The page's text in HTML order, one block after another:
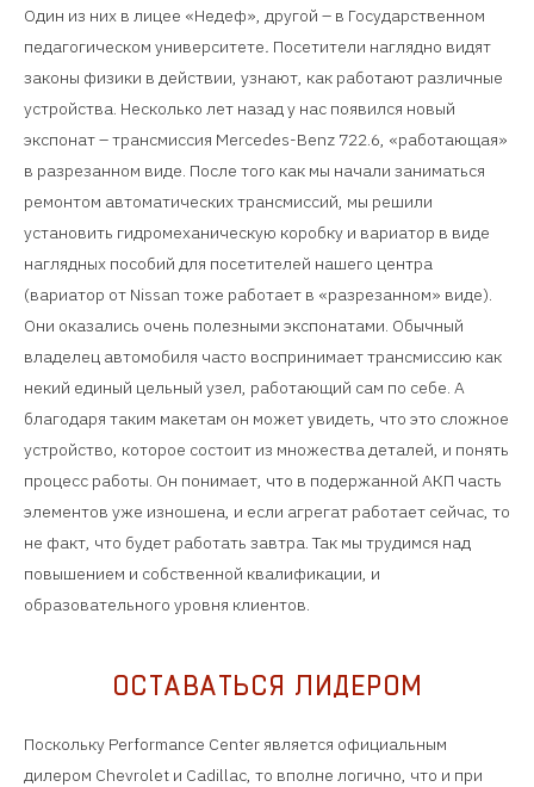
Один из них в лицее «Недеф», другой – в Государственном
педагогическом университете. Посетители наглядно видят
законы физики в действии, узнают, как работают различные
устройства. Несколько лет назад у нас появился новый
экспонат – трансмиссия Mercedes-Benz 722.6, «работающая»
в разрезанном виде. После того как мы начали заниматься
ремонтом автоматических трансмиссий, мы решили
установить гидромеханическую коробку и вариатор в виде
наглядных пособий для посетителей нашего центра
(вариатор от Nissan тоже работает в «разрезанном» виде).
Они оказались очень полезными экспонатами. Обычный
владелец автомобиля часто воспринимает трансмиссию как
некий единый цельный узел, работающий сам по себе. А
благодаря таким макетам он может увидеть, что это сложное
устройство, которое состоит из множества деталей, и понять
процесс работы. Он понимает, что в подержанной АКП часть
элементов уже изношена, и если агрегат работает сейчас, то
не факт, что будет работать завтра. Так мы трудимся над
повышением и собственной квалификации, и
образовательного уровня клиентов.
ОСТАВАТЬСЯ ЛИДЕРОМ
Поскольку Performance Center является официальным
дилером Chevrolet и Cadillac, то вполне логично, что и при